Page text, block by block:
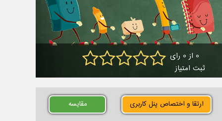
0 از 0 رای
ثبت امتیاز
ارتقا و اختصاص پنل کاربری مقایسه